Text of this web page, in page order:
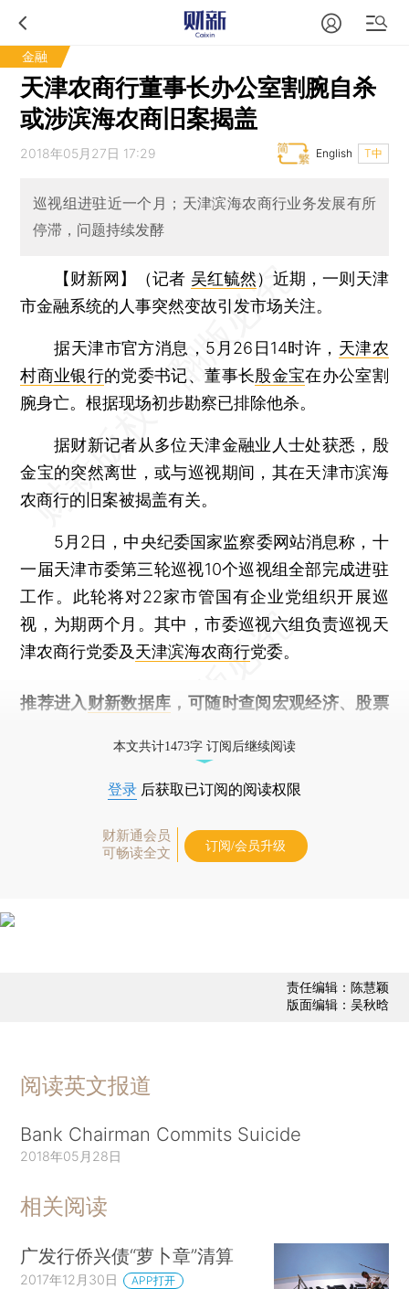
金融
天津农商行董事长办公室割腕自杀
或涉滨海农商旧案揭盖
2018年05月27日 17:29 T中
English
巡视组进驻近一个月；天津滨海农商行业务发展有所
停滞，问题持续发酵
【财新网】（记者 吴红毓然）近期，一则天津
市金融系统的人事突然变故引发市场关注。
据天津市官方消息，5月26日14时许， 天津农
村商业银行的党委书记、董事长殷金宝在办公室割
腕身亡。根据现场初步勘察已排除他杀。
据财新记者从多位天津金融业人士处获悉，殷
金宝的突然离世，或与巡视期间，其在天津市滨海
农商行的旧案被揭盖有关。
5月2日，中央纪委国家监察委网站消息称，十
一届天津市委第三轮巡视10个巡视组全部完成进驻
工作。此轮将对22家市管国有企业党组织开展巡
视，为期两个月。其中，市委巡视六组负责巡视天
津农商行党委及天津滨海农商行党委。
推荐进入 财新数据库 ，可随时查阅宏观经济、股票
本文共计1473字 订阅后继续阅读
登录 后获取已订阅的阅读权限
财新通会员
可畅读全文
订阅/会员升级
责任编辑：陈慧颖
版面编辑：吴秋晗
阅读英文报道
Bank Chairman Commits Suicide
2018年05月28日
相关阅读
广发行侨兴债“萝卜章”清算
2017年12月30日 APP打开